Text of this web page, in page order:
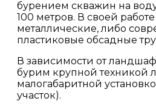
бурением скважин на
100 метров. В своей
металлические, либо
пластиковые обсадные
В зависимости от
бурим крупной техникой
малогабаритной
участок).